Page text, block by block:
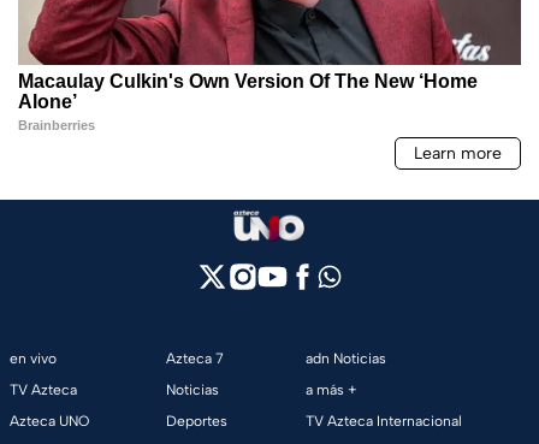
en vivo
TV Azteca
Azteca UNO
Azteca 7
Noticias
Deportes
adn Noticias
a más +
TV Azteca Internacional